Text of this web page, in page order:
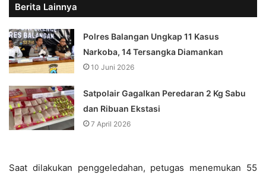
Berita Lainnya
Polres Balangan Ungkap 11 Kasus
Narkoba, 14 Tersangka Diamankan
10 Juni 2026
Satpolair Gagalkan Peredaran 2 Kg Sabu
dan Ribuan Ekstasi
7 April 2026
Saat dilakukan penggeledahan, petugas menemukan 55